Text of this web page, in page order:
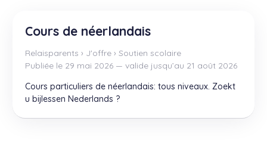
Annonces vacances
Annonces relaisparents
J'offre
Je recherche
Autres
Cours de néerlandais
Relaisparents › J'offre › Soutien scolaire
Publiée le 29 mai 2026 — valide jusqu’au 21 août 2026
Cours particuliers de néerlandais: tous niveaux. Zoekt
u bijlessen Nederlands ?